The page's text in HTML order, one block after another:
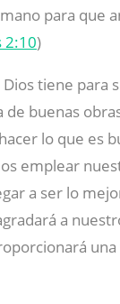
para que
2:10)
tiene para
de buenas
lo que es
emplear
a ser lo
a